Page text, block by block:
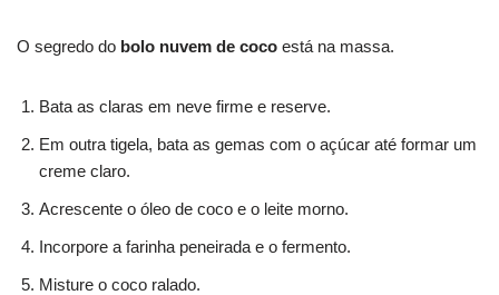
O segredo do bolo nuvem de coco está na massa.
Bata as claras em neve firme e reserve.
Em outra tigela, bata as gemas com o açúcar até formar um
creme claro.
Acrescente o óleo de coco e o leite morno.
Incorpore a farinha peneirada e o fermento.
Misture o coco ralado.